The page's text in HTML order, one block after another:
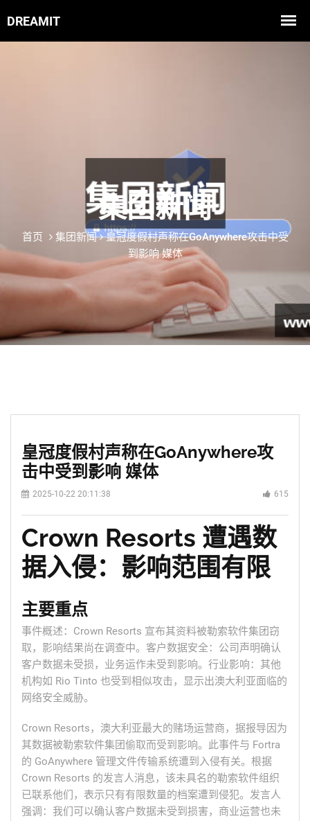
集团新闻
首页 集团新闻
皇冠度假村声称在GoAnywhere攻击中受
到影响 媒体
皇冠度假村声称在GoAnywhere攻
击中受到影响 媒体
2025-10-22 20:11:38 615
Crown Resorts 遭遇数
据入侵：影响范围有限
主要重点
事件概述：Crown Resorts 宣布其资料被勒索软件集团窃
取，影响结果尚在调查中。客户数据安全：公司声明确认
客户数据未受损，业务运作未受到影响。行业影响：其他
机构如 Rio Tinto 也受到相似攻击，显示出澳大利亚面临的
网络安全威胁。
Crown Resorts，澳大利亚最大的赌场运营商，据报导因为
其数据被勒索软件集团偷取而受到影响。此事件与 Fortra
的 GoAnywhere 管理文件传输系统遭到入侵有关。根据
Crown Resorts 的发言人消息，该未具名的勒索软件组织
已联系他们，表示只有有限数量的档案遭到侵犯。发言人
强调：我们可以确认客户数据未受到损害，商业运营也未